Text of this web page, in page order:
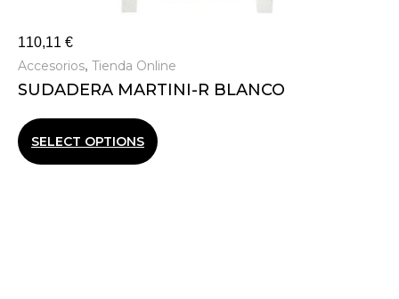
110,11 €
Accesorios, Tienda Online
SUDADERA MARTINI-R BLANCO
SELECT OPTIONS